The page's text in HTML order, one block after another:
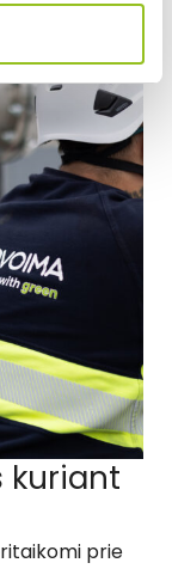
kuriant
prie